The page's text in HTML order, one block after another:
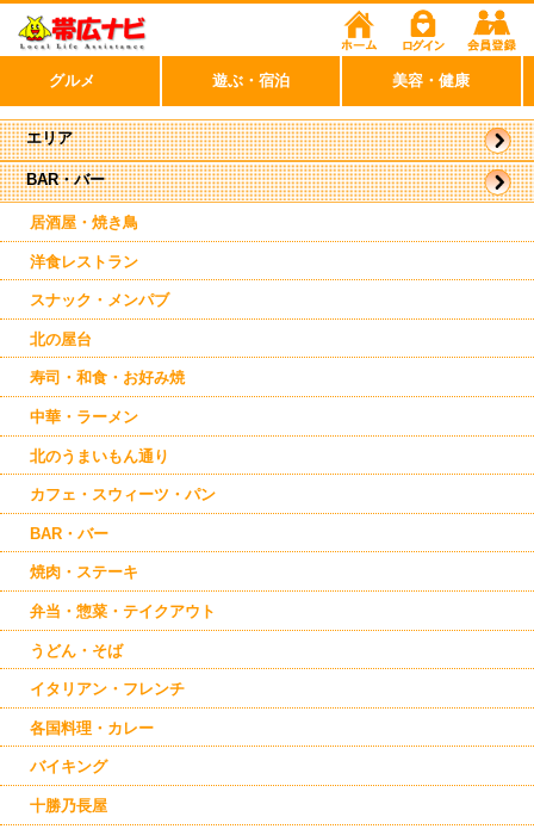
BAR・バー
居酒屋・焼き鳥
洋食レストラン
スナック・メンパブ
北の屋台
寿司・和食・お好み焼
中華・ラーメン
北のうまいもん通り
カフェ・スウィーツ・パン
BAR・バー
焼肉・ステーキ
弁当・惣菜・テイクアウト
うどん・そば
イタリアン・フレンチ
各国料理・カレー
バイキング
十勝乃長屋
エリア
帯広市
駅周辺
南帯広
グルメ 遊ぶ・宿泊 美容・健康